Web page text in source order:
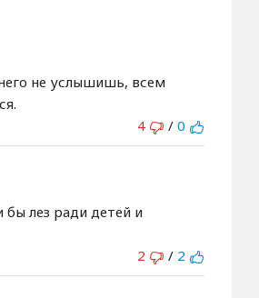
не услышишь, всем
4
/ 0
лез ради детей и
2
/ 2